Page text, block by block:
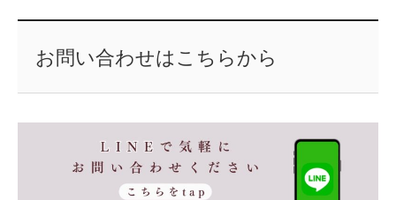
お問い合わせはこちらから